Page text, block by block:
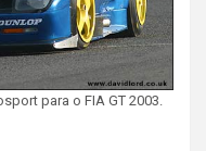
para o FIA GT 2003.